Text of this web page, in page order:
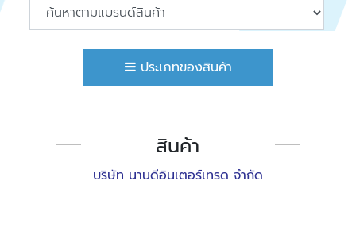
ประเภทของสินค้า
สินค้า
บริษัท นานดีอินเตอร์เทรด จำกัด